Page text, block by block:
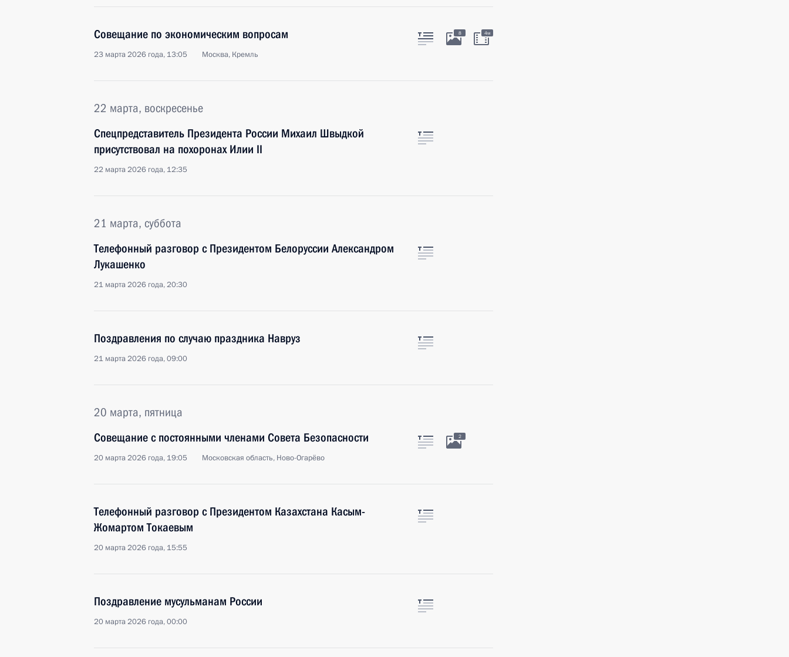
Совещание по экономическим вопросам
23 марта 2026 года, 13:05 Москва, Кремль
8 4м
22 марта, воскресенье
Спецпредставитель Президента России Михаил Швыдкой
присутствовал на похоронах Илии II
22 марта 2026 года, 12:35
21 марта, суббота
Телефонный разговор с Президентом Белоруссии Александром
Лукашенко
21 марта 2026 года, 20:30
Поздравления по случаю праздника Навруз
21 марта 2026 года, 09:00
20 марта, пятница
Совещание с постоянными членами Совета Безопасности
20 марта 2026 года, 19:05 Московская область, Ново-Огарёво
2
Телефонный разговор с Президентом Казахстана Касым-
Жомартом Токаевым
20 марта 2026 года, 15:55
Поздравление мусульманам России
20 марта 2026 года, 00:00